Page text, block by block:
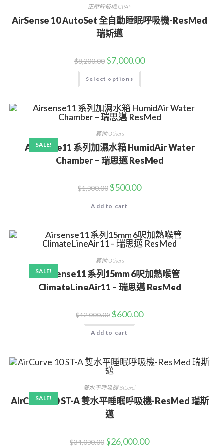
正壓呼吸機 CPAP
AirSense 10 AutoSet 全自動睡眠呼吸機-ResMed
瑞斯邁
$8,200.00 $7,000.00
Select options
SALE!
其他 Others
Airsense11 系列加濕水箱 HumidAir Water
Chamber – 瑞思邁 ResMed
$1,000.00 $500.00
Add to cart
SALE!
其他 Others
Airsense11 系列15mm 6呎加熱喉管
ClimateLineAir11 – 瑞思邁 ResMed
$12,000.00 $600.00
Add to cart
SALE!
雙水平呼吸機 BiLevel
AirCurve 10 ST-A 雙水平睡眠呼吸機-ResMed 瑞斯
邁
$34,000.00 $26,000.00